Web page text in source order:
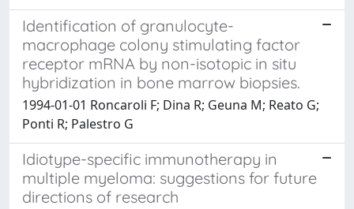
Identification of granulocyte-
macrophage colony stimulating factor
receptor mRNA by non-isotopic in situ
hybridization in bone marrow biopsies.
1994-01-01 Roncaroli F; Dina R; Geuna M; Reato G;
Ponti R; Palestro G
Idiotype-specific immunotherapy in
multiple myeloma: suggestions for future
directions of research